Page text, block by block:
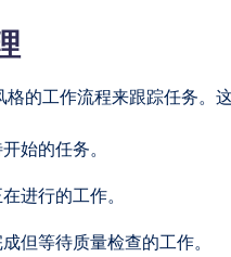
的工作流程来跟踪任务。
始的任务。
进行的工作。
但等待质量检查的工作。